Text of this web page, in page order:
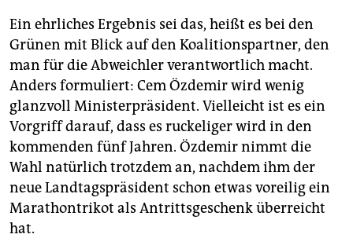
Ein ehrliches Ergebnis sei das, heißt es bei den
Grünen mit Blick auf den Koalitionspartner, den
man für die Abweichler verantwortlich macht.
Anders formuliert: Cem Özdemir wird wenig
glanzvoll Ministerpräsident. Vielleicht ist es ein
Vorgriff darauf, dass es ruckeliger wird in den
kommenden fünf Jahren. Özdemir nimmt die
Wahl natürlich trotzdem an, nachdem ihm der
neue Landtagspräsident schon etwas voreilig ein
Marathontrikot als Antrittsgeschenk überreicht
hat.